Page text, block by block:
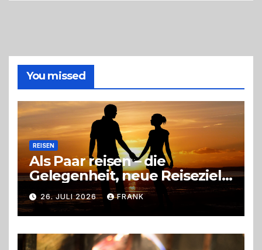
richtige
Entscheidung
You missed
REISEN
Als Paar reisen – die
Gelegenheit, neue Reiseziele
zu entdecken
26. JULI 2026 FRANK